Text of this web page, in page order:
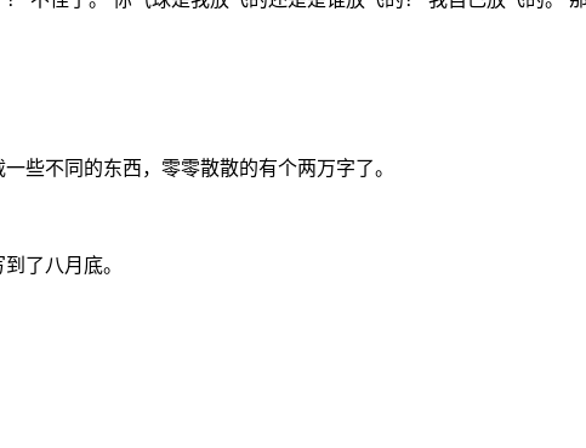
些不同的东西，零零散散的有个两万字了。
了八月底。